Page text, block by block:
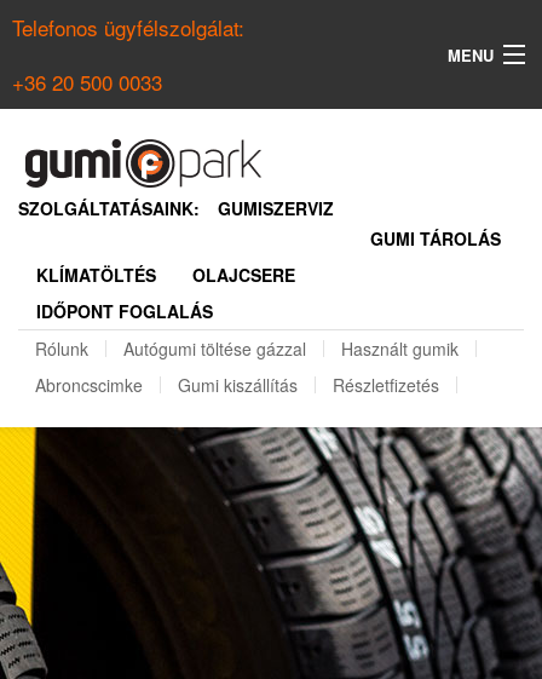
Telefonos ügyfélszolgálat:
+36 20 500 0033
MENU
NYÁRI GUMI KERESŐ
REGISZTRÁCIÓ
SZOLGÁLTATÁSAINK:
GUMISZERVIZ
GUMI TÁROLÁS
KLÍMATÖLTÉS
OLAJCSERE
IDŐPONT FOGLALÁS
Rólunk
Autógumi töltése gázzal
Használt gumik
Abroncscimke
Gumi kiszállítás Részletfizetés